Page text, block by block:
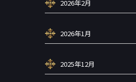
2026年2月
2026年1月
2025年12月